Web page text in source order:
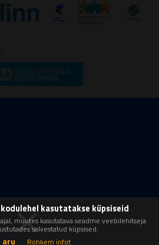
© 2008-2026 Eesti Jalgpalli
×kasutatakse küpsiseid
muutes kasutatava seadme veebilehitseja
salvestatud küpsised.
aru Rohkem infot